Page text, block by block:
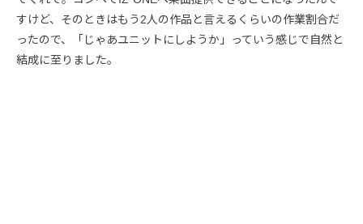
すけど、そのときはもう2人の作品と言えるくらいの作業割合だ
ったので、「じゃあユニットにしようか」っていう感じで自然と
結成に至りました。